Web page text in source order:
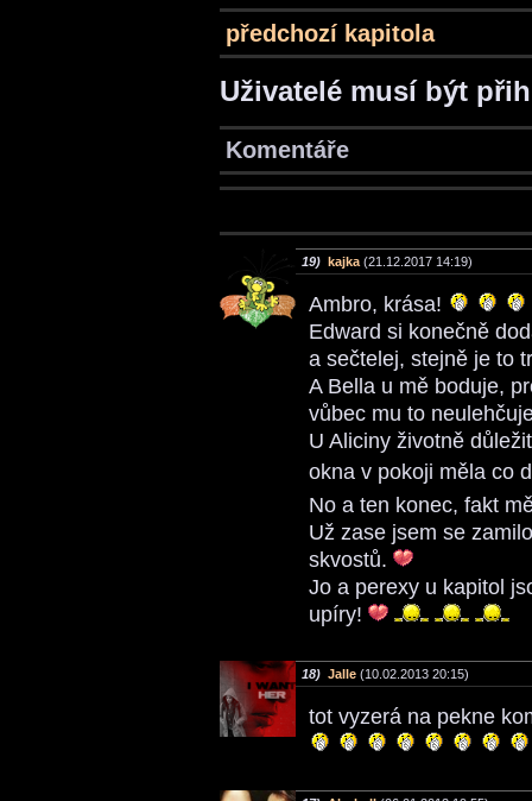
předchozí kapitola
Uživatelé musí být
Komentáře
19) kajka(21.12.2017 14:19)
Ambro, krása!
Edward si konečně
a sečtelej, stejně je to
A Bella u mě boduje,
vůbec mu to
U Aliciny životně
okna v pokoji měla co
No a ten konec, fakt
Už zase jsem se
skvostů.
Jo a perexy u kapitol
upíry!
18) Jalle (10.02.2013 20:15)
tot vyzerá na pekne